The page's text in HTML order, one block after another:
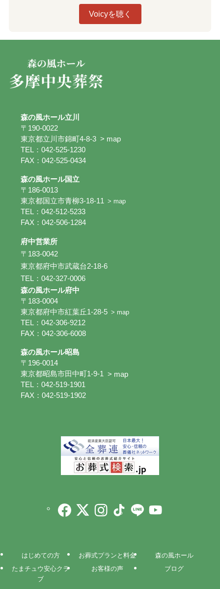
Voicyを聴く
森の風ホール立川
〒190-0022
東京都立川市錦町4-8-3 > map
TEL：042-525-1230
FAX：042-525-0434
森の風ホール国立
〒186-0013
東京都国立市青柳3-18-11
> map
TEL：042-512-5233
FAX：042-506-1284
府中営業所
〒183-0042
東京都府中市武蔵台2-18-6
TEL：042-327-0006
森の風ホール府中
〒183-0004
東京都府中市紅葉丘1-28-5 > map
TEL：042-306-9212
FAX：042-306-6008
森の風ホール昭島
〒196-0014
東京都昭島市田中町1-9-1
> map
TEL：042-519-1901
FAX：042-519-1902
はじめての方 お葬式プランと料金
森の風ホール
たまチュウ安心クラ
ブ
お客様の声 ブログ